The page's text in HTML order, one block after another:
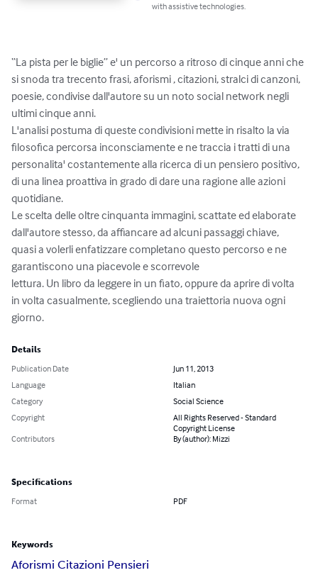
with assistive technologies.
“La pista per le biglie” e' un percorso a ritroso di cinque anni che
si snoda tra trecento frasi, aforismi , citazioni, stralci di canzoni,
poesie, condivise dall'autore su un noto social network negli
ultimi cinque anni.
L'analisi postuma di queste condivisioni mette in risalto la via
filosofica percorsa inconsciamente e ne traccia i tratti di una
personalita' costantemente alla ricerca di un pensiero positivo,
di una linea proattiva in grado di dare una ragione alle azioni
quotidiane.
Le scelta delle oltre cinquanta immagini, scattate ed elaborate
dall'autore stesso, da affiancare ad alcuni passaggi chiave,
quasi a volerli enfatizzare completano questo percorso e ne
garantiscono una piacevole e scorrevole
lettura. Un libro da leggere in un fiato, oppure da aprire di volta
in volta casualmente, scegliendo una traiettoria nuova ogni
giorno.
Details
Publication Date
Jun 11, 2013
Language
Italian
Category
Social Science
Copyright
All Rights Reserved - Standard
Copyright License
Contributors
By (author): Mizzi
Specifications
Format PDF
Keywords
Aforismi Citazioni Pensieri